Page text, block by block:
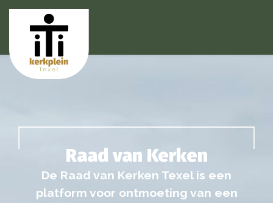
Raad van Kerken
De Raad van Kerken Texel is een
platform voor ontmoeting van een